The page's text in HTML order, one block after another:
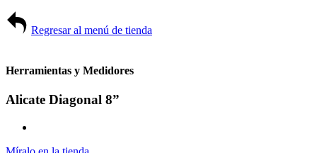
Regresar al menú de tienda
Herramientas y Medidores
Alicate Diagonal 8”